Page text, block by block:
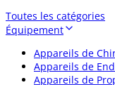
Toutes les catégories
Équipement
Appareils de
Appareils de
Appareils de